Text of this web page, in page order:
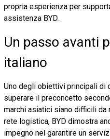
propria esperienza per
assistenza BYD.
Un passo avanti
italiano
Uno degli obiettivi principali di
superare il preconcetto
marchi asiatici siano difficili da
rete logistica, BYD dimostra
impegno nel garantire un